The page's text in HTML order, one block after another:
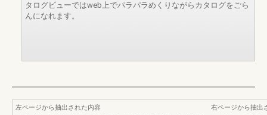
タログビューではweb上でパラパラめくりながらカタログをごら
んになれます。
左ページから抽出された内容
右ページから抽出